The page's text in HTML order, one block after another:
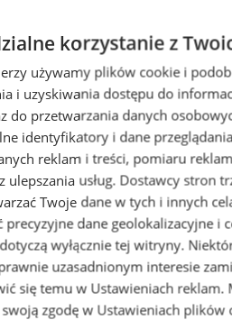
wodzisławskich
korzystanie z
używamy plików cookie i
i uzyskiwania dostępu do
do przetwarzania danych
identyfikatory i dane
reklam i treści, pomiaru
ulepszania usług. Dostawcy stron
Twoje dane w tych i innych
dane geolokalizacyjne i
wyłącznie tej witryny.
uzasadnionym interesie
się temu w Ustawieniach reklam.
zgodę w Ustawieniach plików